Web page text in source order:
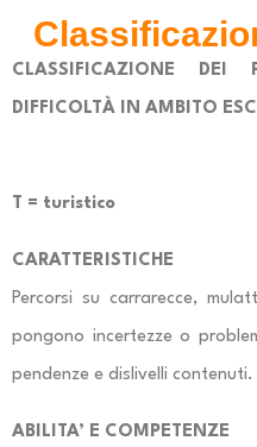
CLASSIFICAZIONE
DIFFICOLTÀ IN AMBITO
T = turistico
CARATTERISTICHE
Percorsi su carrarecce,
pongono incertezze o
pendenze e dislivelli contenuti.
ABILITA’ E COMPETENZE